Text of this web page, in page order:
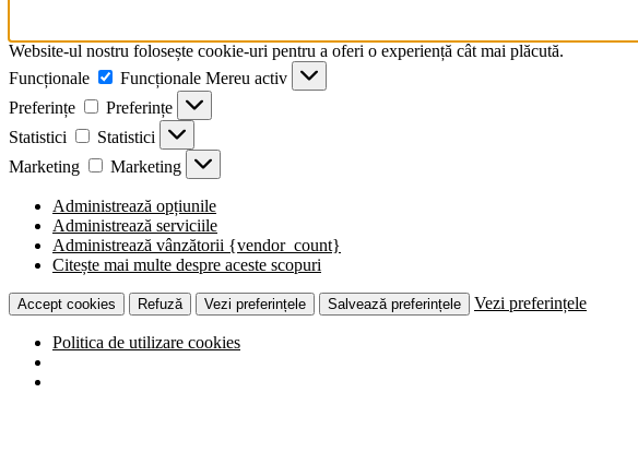
Website-ul nostru folosește cookie-uri pentru a oferi o experiență cât mai plăcută.
Funcționale
Funcționale Mereu activ
Preferințe
Preferințe
Statistici
Statistici
Marketing
Marketing
Administrează opțiunile
Administrează serviciile
Administrează vânzătorii {vendor_count}
Citește mai multe despre aceste scopuri
Accept cookies Refuză Vezi preferințele Salvează preferințele Vezi preferințele
Politica de utilizare cookies